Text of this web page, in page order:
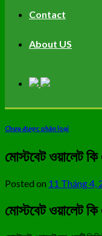
Contact
About US
Chưa được phân loại
মোস্টবেট ওয়ালেট
Posted on 11 Tháng 4,
মোস্টবেট ওয়ালেট